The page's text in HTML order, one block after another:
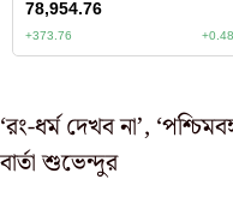
‘রং-ধর্ম দেখব না’,
বার্তা শুভেন্দুর